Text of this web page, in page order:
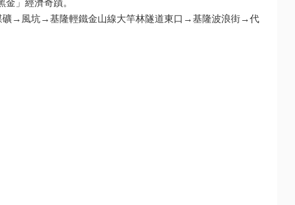
」經濟奇蹟。
礦→風坑→基隆輕鐵金山線大竿林隧道東口→基隆波浪街→代